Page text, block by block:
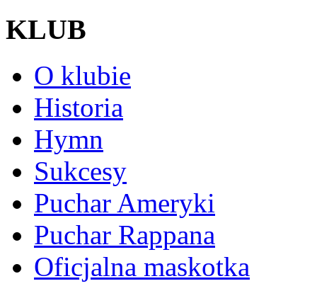
KLUB
O klubie
Historia
Hymn
Sukcesy
Puchar Ameryki
Puchar Rappana
Oficjalna maskotka